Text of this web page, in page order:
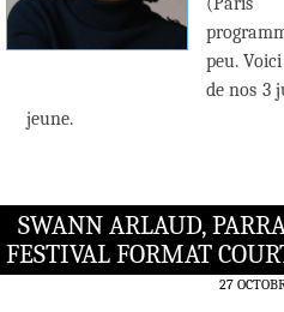
peu.
de nos 3
jeune.
SWANN ARLAUD,
FESTIVAL FORMAT
27